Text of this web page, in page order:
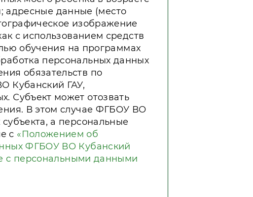
адресные данные (место
изображение
с использованием средств
обучения на программах
персональных данных
обязательств по
Кубанский ГАУ,
Субъект может отозвать
В этом случае ФГБОУ ВО
а персональные
с «Положением об
ФГБОУ ВО Кубанский
с персональными данными